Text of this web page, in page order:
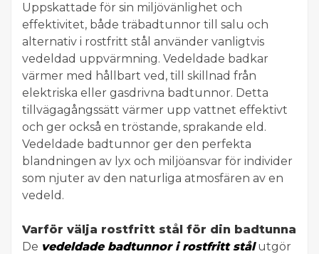
Uppskattade för sin miljövänlighet och
effektivitet, både träbadtunnor till salu och
alternativ i rostfritt stål använder vanligtvis
vedeldad uppvärmning. Vedeldade badkar
värmer med hållbart ved, till skillnad från
elektriska eller gasdrivna badtunnor. Detta
tillvägagångssätt värmer upp vattnet effektivt
och ger också en tröstande, sprakande eld.
Vedeldade badtunnor ger den perfekta
blandningen av lyx och miljöansvar för individer
som njuter av den naturliga atmosfären av en
vedeld.
Varför välja rostfritt stål för din badtunna
De vedeldade badtunnor i rostfritt stålutgör